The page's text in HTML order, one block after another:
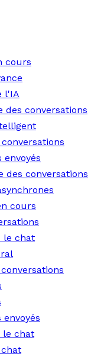
cours
l'IA
des conversations
envoyés
des conversations
cours
le chat
le chat